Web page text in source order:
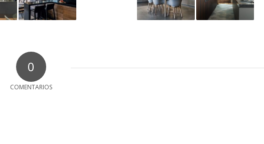
0
COMENTARIOS